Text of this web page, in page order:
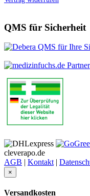
QMS für Sicherheit
cleverapo.de
AGB | Kontakt |
×
Versandkosten